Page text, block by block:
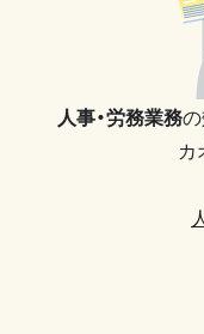
人事・労務業務
カ